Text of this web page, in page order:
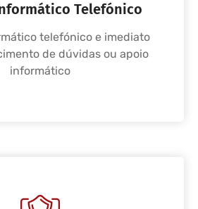
Telefónico
telefónico e imediato
de dúvidas ou apoio
informático